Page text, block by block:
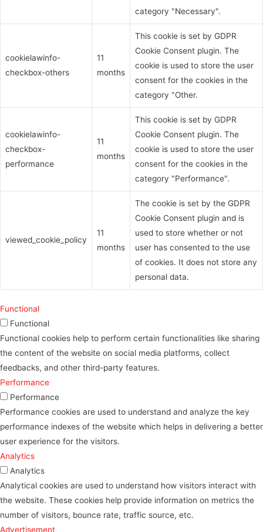
category "Necessary".
cookielawinfo-
checkbox-others
11
months
This cookie is set by GDPR
Cookie Consent plugin. The
cookie is used to store the user
consent for the cookies in the
category "Other.
cookielawinfo-
checkbox-
performance
11
months
This cookie is set by GDPR
Cookie Consent plugin. The
cookie is used to store the user
consent for the cookies in the
category "Performance".
viewed_cookie_policy
11
months
The cookie is set by the GDPR
Cookie Consent plugin and is
used to store whether or not
user has consented to the use
of cookies. It does not store any
personal data.
Functional
Functional
Functional cookies help to perform certain functionalities like sharing
the content of the website on social media platforms, collect
feedbacks, and other third-party features.
Performance
Performance
Performance cookies are used to understand and analyze the key
performance indexes of the website which helps in delivering a better
user experience for the visitors.
Analytics
Analytics
Analytical cookies are used to understand how visitors interact with
the website. These cookies help provide information on metrics the
number of visitors, bounce rate, traffic source, etc.
Advertisement